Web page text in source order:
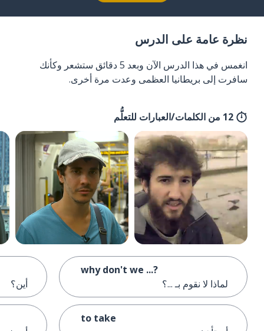
نظرة عامة على الدرس
انغمس في هذا الدرس الآن وبعد 5 دقائق ستشعر وكأنك
سافرت إلى بريطانيا العظمى وعدت مرة أخرى.
12 من الكلمات/العبارات للتعلُّم
why don't we ...?
لماذا لا نقوم بـ ...؟
to take
أين؟